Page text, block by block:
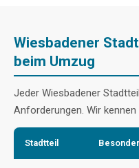
Wiesbadener
beim Umzug
Jeder Wiesbadener
Anforderungen. Wir kennen
Stadtteil